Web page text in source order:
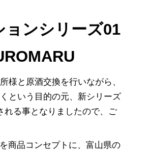
ョンシリーズ01
様と原酒交換を行いながら、
という目的の元、新シリーズ
れる事となりましたので、ご
商品コンセプトに、富山県の